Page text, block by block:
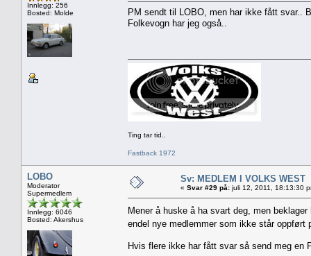
Innlegg: 256
Bosted: Molde
PM sendt til LOBO, men har ikke fått svar..
Folkevogn har jeg også..
Ting tar tid..
Fastback 1972
LOBO
Moderator
Supermedlem
Innlegg: 6046
Bosted: Akershus
Sv: MEDLEM I VOLKS WEST
« Svar #29 på: juli 12, 2011, 18:13:30
Mener å huske å ha svart deg, men
endel nye medlemmer som ikke står
Hvis flere ikke har fått svar så send meg en